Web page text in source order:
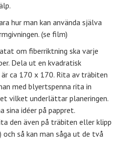
hur man kan använda själva
(se film)
om fiberriktning ska varje
Dela ut en kvadratisk
ca 170 x 170. Rita av träbiten
med blyertspenna rita in
vilket underlättar planeringen.
sina idéer på pappret.
den även på träbiten eller klipp
så kan man såga ut de två